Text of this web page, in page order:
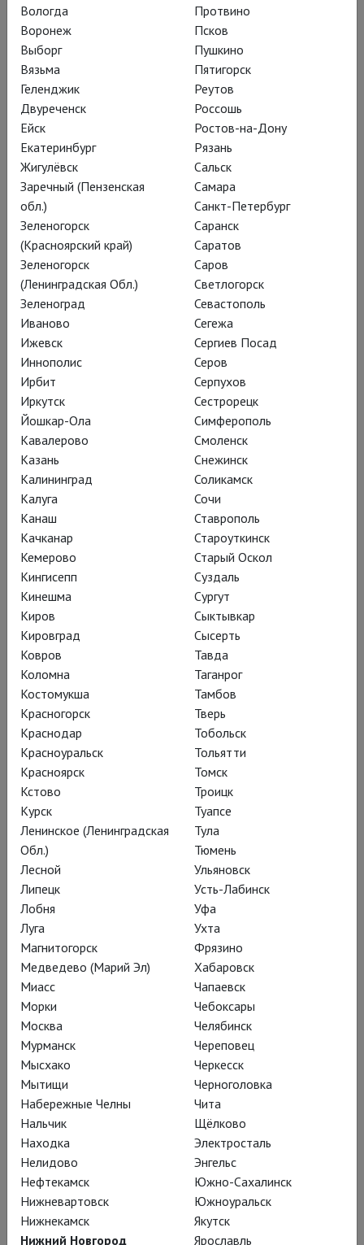
Альберто Аль Космико
вдохновился трудами
античных философов и
профессиональных и
непрофессиональных
актрис поучаствовать в
параде планет.
« Привет! Какая ты классная!
Сыграешь у меня?
Мне не нужны прямо
профессиональные
артистки, мне нужны
люди, которым
интересно, как душа
пришла в их тело.
Сыграть это невозможно». С таких
слов самого режиссёра начинается
спектакль, с таких слов, очевидно,
начиналась работа над
«Космическими кораблями»
Выпускник пятого набора
Мастерской Индивидуальной
Режиссуры Альберто Аль Космико
оттолкнулся от текста Платона об
anima mundi, большой мировой душе,
едином космосе, в котором наши
души – части целого. Вспомнил, как
развил эту мысль неоплатоник
Макробий, предположивший, что в
человеческое тело души вселяются,
проходя сквозь планетарные сферы
и приобретая там свои качества:
Сатурн – умозрительное начало –
Вологда
Воронеж
Выборг
Вязьма
Геленджик
Двуреченск
Ейск
Екатеринбург
Жигулёвск
Заречный (Пензенская
обл.)
Зеленогорск
(Красноярский край)
Зеленогорск
(Ленинградская Обл.)
Зеленоград
Иваново
Ижевск
Иннополис
Ирбит
Иркутск
Йошкар-Ола
Кавалерово
Казань
Калининград
Калуга
Канаш
Качканар
Кемерово
Кингисепп
Кинешма
Киров
Кировград
Ковров
Коломна
Костомукша
Красногорск
Краснодар
Красноуральск
Красноярск
Кстово
Курск
Ленинское (Ленинградская
Обл.)
Лесной
Липецк
Лобня
Луга
Магнитогорск
Медведево (Марий Эл)
Миасс
Морки
Москва
Мурманск
Мысхако
Мытищи
Набережные Челны
Нальчик
Находка
Нелидово
Нефтекамск
Нижневартовск
Нижнекамск
Нижний Новгород
Протвино
Псков
Пушкино
Пятигорск
Реутов
Россошь
Ростов-на-Дону
Рязань
Сальск
Самара
Санкт-Петербург
Саранск
Саратов
Саров
Светлогорск
Севастополь
Сегежа
Сергиев Посад
Серов
Серпухов
Сестрорецк
Симферополь
Смоленск
Снежинск
Соликамск
Сочи
Ставрополь
Староуткинск
Старый Оскол
Суздаль
Сургут
Сыктывкар
Сысерть
Тавда
Таганрог
Тамбов
Тверь
Тобольск
Тольятти
Томск
Троицк
Туапсе
Тула
Тюмень
Ульяновск
Усть-Лабинск
Уфа
Ухта
Фрязино
Хабаровск
Чапаевск
Чебоксары
Челябинск
Череповец
Черкесск
Черноголовка
Чита
Щёлково
Электросталь
Энгельс
Южно-Сахалинск
Южноуральск
Якутск
Ярославль